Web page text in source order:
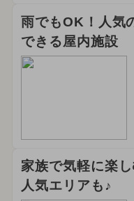
雨でもOK！人気
できる屋内施設
家族で気軽に楽
人気エリアも♪